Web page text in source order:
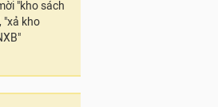
"kho sách
"xả kho